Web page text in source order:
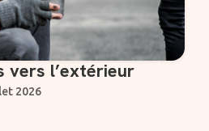
l’extérieur
2026